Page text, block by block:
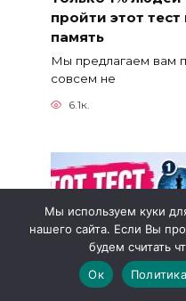
пройти этот
память
Мы предлагаем вам
совсем не
6.1к.
Мы используем куки
нашего сайта. Если Вы
будем считать
Ок